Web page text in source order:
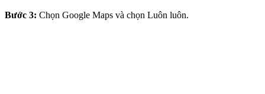
Bước 3: Chọn Google Maps và chọn Luôn luôn.